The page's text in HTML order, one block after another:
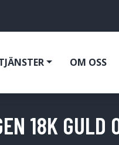
OM OSS
18K GULD